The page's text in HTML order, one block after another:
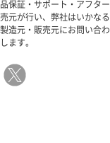
保証・サポート・アフター
元が行い、弊社はいかなる
造元・販売元にお問い合わ
ます。